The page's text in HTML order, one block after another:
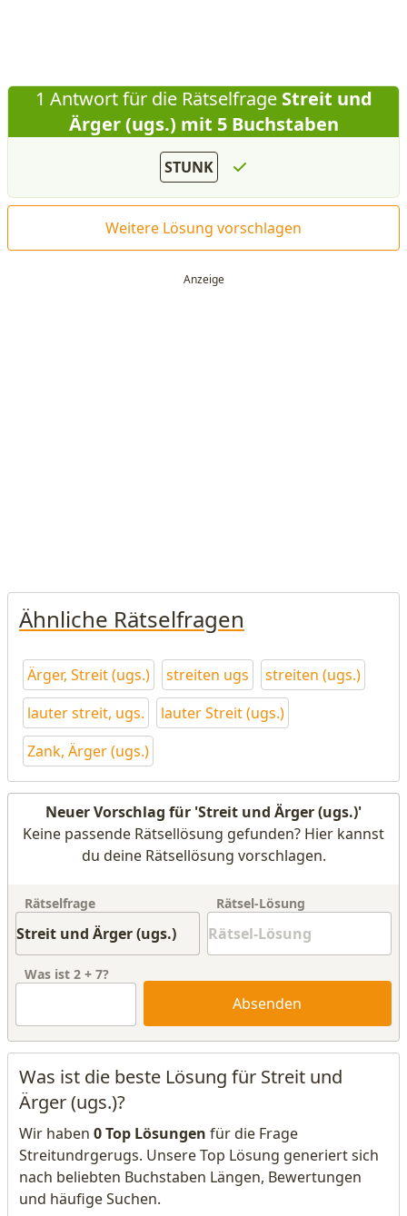
1 Antwort für die RätselfrageStreit und
Ärger (ugs.) mit 5 Buchstaben
STUNK
Weitere Lösung vorschlagen
Ähnliche Rätselfragen
Ärger, Streit (ugs.) streiten ugs
streiten (ugs.)
lauter streit, ugs.
lauter Streit (ugs.)
Zank, Ärger (ugs.)
Neuer Vorschlag für 'Streit und Ärger (ugs.)'
Keine passende Rätsellösung gefunden? Hier kannst
du deine Rätsellösung vorschlagen.
Rätselfrage Rätsel-Lösung
Was ist 2 + 7?
Absenden
Was ist die beste Lösung für Streit und
Ärger (ugs.)?
Wir haben 0 Top Lösungen für die Frage
Streitundrgerugs. Unsere Top Lösung generiert sich
nach beliebten Buchstaben Längen, Bewertungen
und häufige Suchen.